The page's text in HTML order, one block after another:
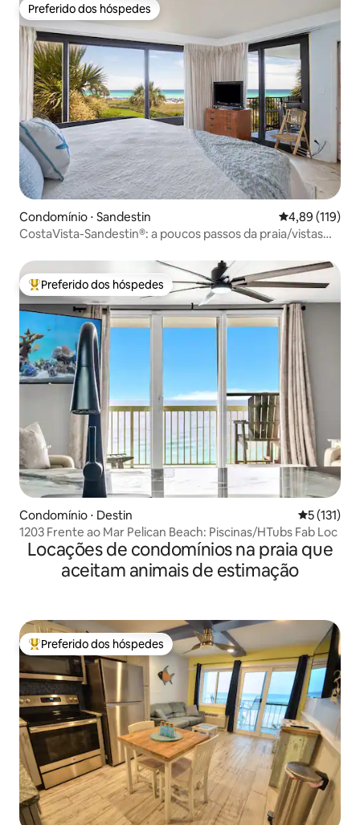
Preferido dos hóspedes
Preferido dos hóspedes
Condomínio ⋅ Sandestin 4,89 de uma
4,89 (119)
CostaVista-Sandestin®: a poucos passos da praia/vistas
Entre os melhores preferidos dos hóspedes
Preferido dos hóspedes
Condomínio ⋅ Destin 5 de uma
5 (131)
1203 Frente ao Mar Pelican Beach: Piscinas/HTubs Fab Loc
Locações de condomínios na praia que
aceitam animais de estimação
Entre os melhores preferidos dos hóspedes
Preferido dos hóspedes